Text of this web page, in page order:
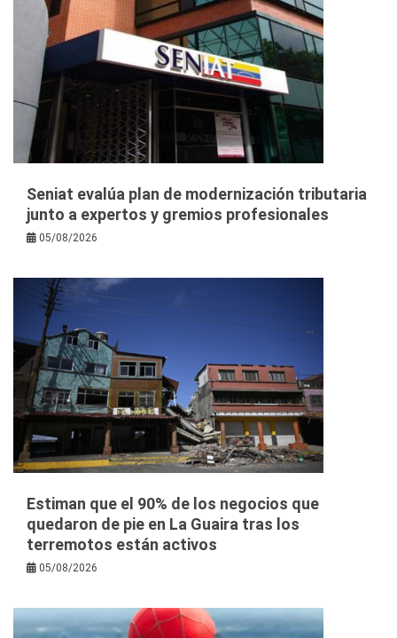
Seniat evalúa plan de modernización tributaria
junto a expertos y gremios profesionales
05/08/2026
Estiman que el 90% de los negocios que
quedaron de pie en La Guaira tras los
terremotos están activos
05/08/2026